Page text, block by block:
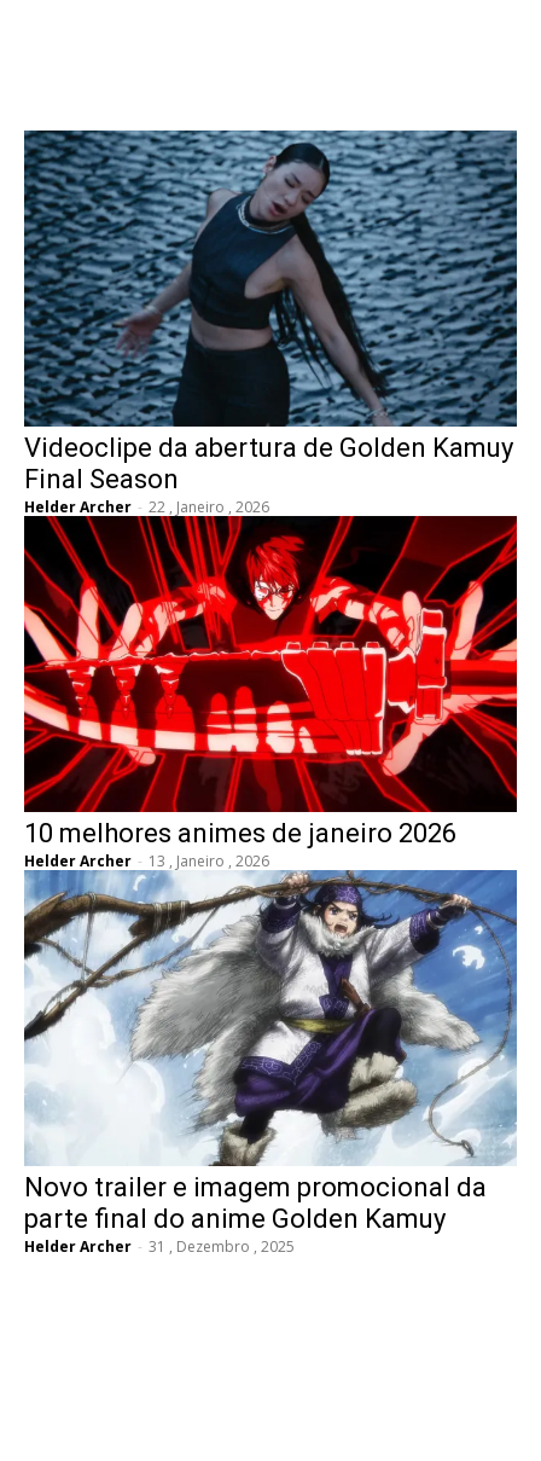
Videoclipe da abertura de Golden Kamuy
Final Season
Helder Archer - 22 , Janeiro , 2026
10 melhores animes de janeiro 2026
Helder Archer - 13 , Janeiro , 2026
Novo trailer e imagem promocional da
parte final do anime Golden Kamuy
Helder Archer - 31 , Dezembro , 2025